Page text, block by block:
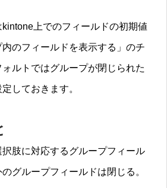
上でのフィールドの初期値
のフィールドを表示する」のチ
ルトではグループが閉じられた
しておきます。
択肢に対応するグループフィール
グループフィールドは閉じる。